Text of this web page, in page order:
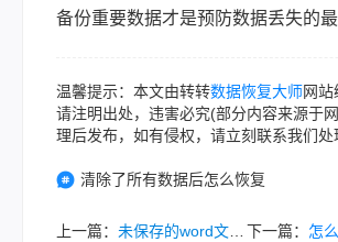
备份重要数据才是预防数据丢失的最
温馨提示：本文由转转数据恢复大师网
请注明出处，违害必究(部分内容来源于
理后发布，如有侵权，请立刻联系我们处
清除了所有数据后怎么恢复
上一篇： 未保存的word文档如何恢复？掌握这几种方法轻松恢复！ 下一篇： 怎么恢复